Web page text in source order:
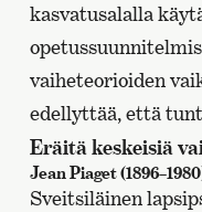
kasvatusalalla
vaiheteorioiden
edellyttää, että
Eräitä keskeisiä
Jean Piaget
Sveitsiläinen